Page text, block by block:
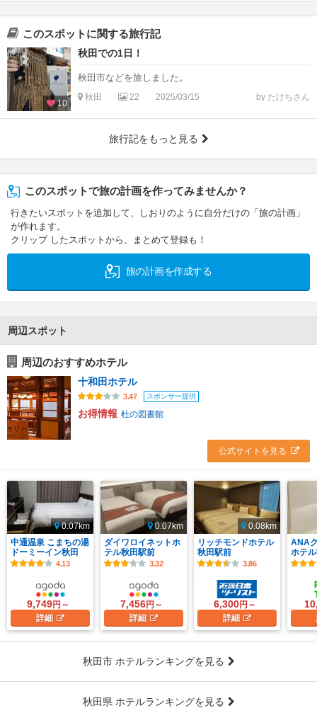
このスポットに関する旅行記
10
秋田での1日！
秋田市などを旅しました。
秋田 22 2025/03/15 by たけちさん
旅行記をもっと見る
このスポットで旅の計画を作ってみませんか？
行きたいスポットを追加して、しおりのように自分だけの「旅の計画」
が作れます。
クリップ したスポットから、まとめて登録も！
旅の計画を作成する
周辺スポット
周辺のおすすめホテル
十和田ホテル
3.47 スポンサー提供
お得情報 杜の図書館
公式サイトを見る
0.07km
中通温泉 こまちの湯
ドーミーイン秋田
4.13
9,749円～
詳細
0.07km
ダイワロイネットホ
テル秋田駅前
3.32
7,456円～
詳細
0.08km
リッチモンドホテル
秋田駅前
3.86
6,300円～
詳細
ANA
ホテ
秋田市 ホテルランキングを見る
秋田県 ホテルランキングを見る